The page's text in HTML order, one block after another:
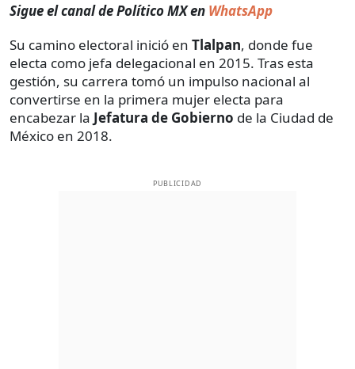
Sigue el canal de Político MX en WhatsApp
Su camino electoral inició en Tlalpan, donde fue
electa como jefa delegacional en 2015. Tras esta
gestión, su carrera tomó un impulso nacional al
convertirse en la primera mujer electa para
encabezar la Jefatura de Gobierno de la Ciudad de
México en 2018.
PUBLICIDAD